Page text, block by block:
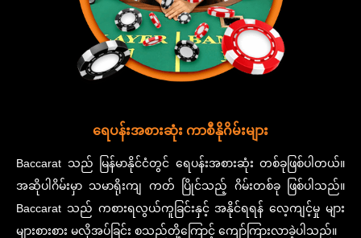
ရေပန်းအစားဆုံး ကာစီနိုဂိမ်းများ
Baccarat သည် မြန်မာနိုင်ငံတွင် ရေပန်းအစားဆုံး တစ်ခုဖြစ်ပါတယ်။
အဆိုပါဂိမ်းမှာ သမာရိုးကျ ကတ် ပြိုင်သည့် ဂိမ်းတစ်ခု ဖြစ်ပါသည်။
Baccarat သည် ကစားရလွယ်ကူခြင်းနှင့် အနိုင်ရရန် လေ့ကျင့်မှု များ
များစားစား မလိုအပ်ခြင်း စသည်တို့ကြောင့် ကျော်ကြားလာခဲ့ပါသည်။